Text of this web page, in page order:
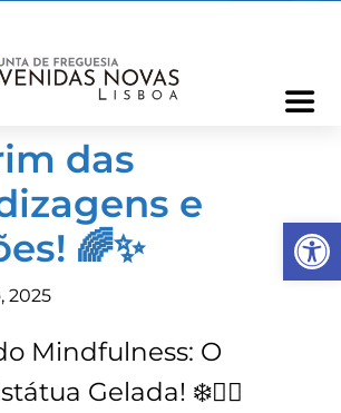
das
e
🌈✨
2025
Mindfulness: O
Gelada! ❄️🧘‍♂️